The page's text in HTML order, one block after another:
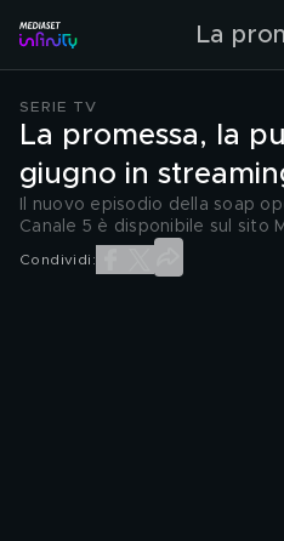
La
SERIE TV
La promessa, la
giugno in
Il nuovo episodio della soap
Canale 5 è disponibile sul sito
Condividi: